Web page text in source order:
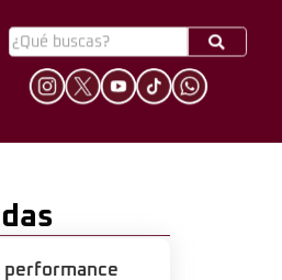
performance